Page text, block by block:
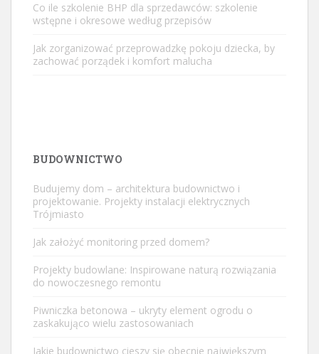
Co ile szkolenie BHP dla sprzedawców: szkolenie
wstępne i okresowe według przepisów
Jak zorganizować przeprowadzkę pokoju dziecka, by
zachować porządek i komfort malucha
BUDOWNICTWO
Budujemy dom – architektura budownictwo i
projektowanie. Projekty instalacji elektrycznych
Trójmiasto
Jak założyć monitoring przed domem?
Projekty budowlane: Inspirowane naturą rozwiązania
do nowoczesnego remontu
Piwniczka betonowa – ukryty element ogrodu o
zaskakująco wielu zastosowaniach
Jakie budownictwo cieszy się obecnie największym